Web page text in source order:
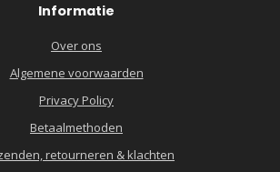
Informatie
Over ons
Algemene voorwaarden
Privacy Policy
Betaalmethoden
retourneren & klachten